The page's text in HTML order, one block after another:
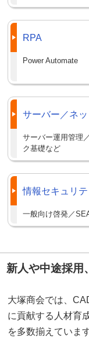
RPA
Power Automate
サーバー／ネ
サーバー運用管理
ク基礎など
情報セキュリテ
一般向け啓発／
新人や中途採用
大塚商会では、
に貢献する人材育
を多数揃えています